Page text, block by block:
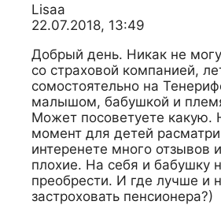
Lisaa
22.07.2018, 13:49
Добрый день. Никак не
со страховой компанией,
сомостоятельно на
малышом, бабушкой и
Может посоветуете какую.
момент для детей
интеренете много отзывов
плохие. На себя и бабушку
преобрести. И где лучше и
застроховать пенсионера?)